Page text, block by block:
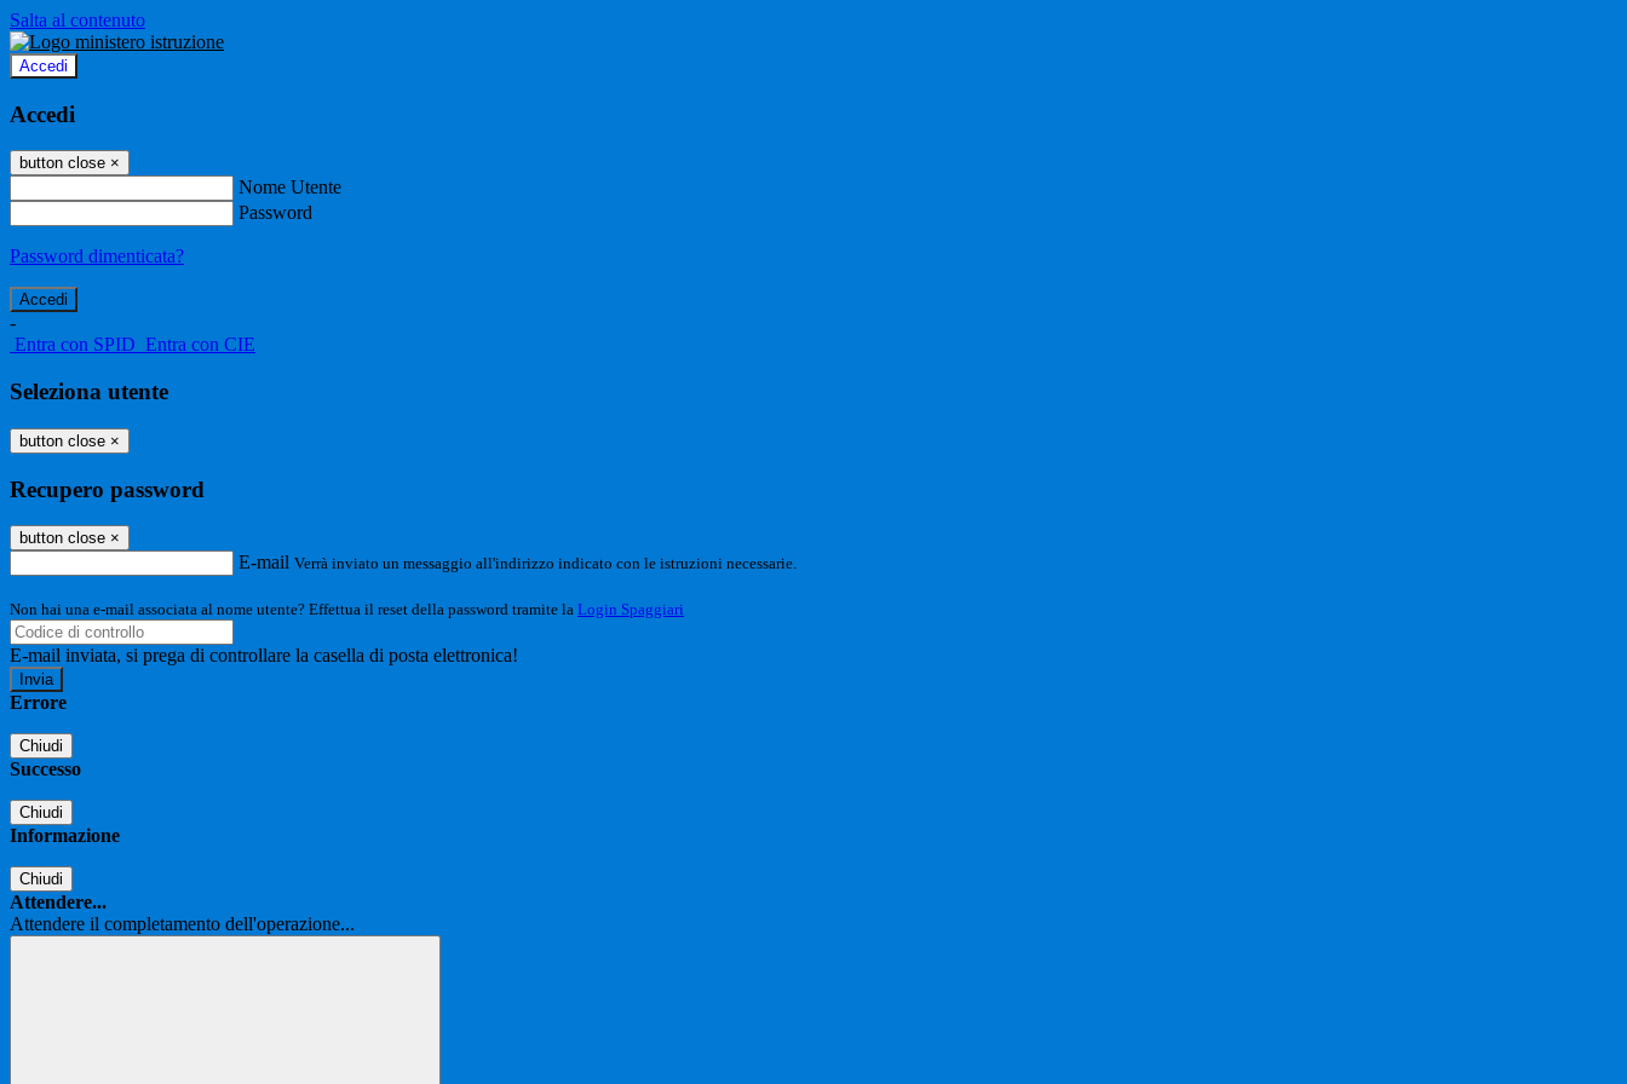
Salta al contenuto
Accedi
Accedi
button close ×
Nome Utente
Password
Password dimenticata?
-
Entra con SPID Entra con CIE
Seleziona utente
button close ×
Recupero password
button close ×
E-mail Verrà inviato un messaggio all'indirizzo indicato con le istruzioni necessarie.
Non hai una e-mail associata al nome utente? Effettua il reset della password tramite la Login Spaggiari
E-mail inviata, si prega di controllare la casella di posta elettronica!
Errore
Chiudi
Successo
Chiudi
Informazione
Chiudi
Attendere...
Attendere il completamento dell'operazione...